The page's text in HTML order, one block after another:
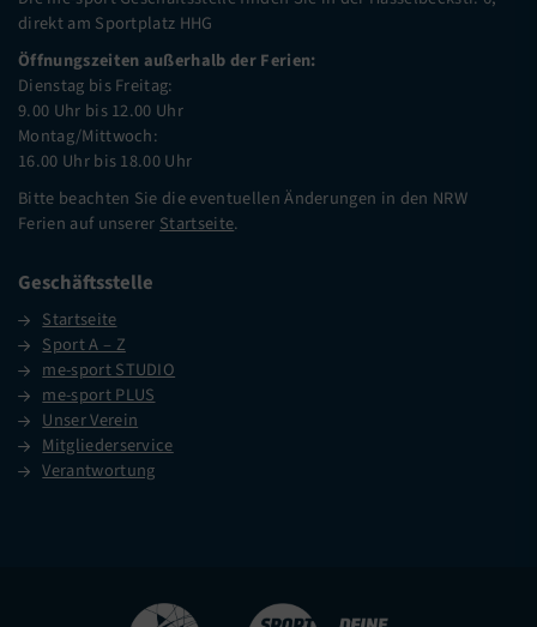
direkt am Sportplatz HHG
Öffnungszeiten außerhalb der Ferien:
Dienstag bis Freitag:
9.00 Uhr bis 12.00 Uhr
Montag/Mittwoch:
16.00 Uhr bis 18.00 Uhr
Bitte beachten Sie die eventuellen Änderungen in den NRW
Ferien auf unserer Startseite.
Geschäftsstelle
Startseite
Sport A – Z
me-sport STUDIO
me-sport PLUS
Unser Verein
Mitgliederservice
Verantwortung